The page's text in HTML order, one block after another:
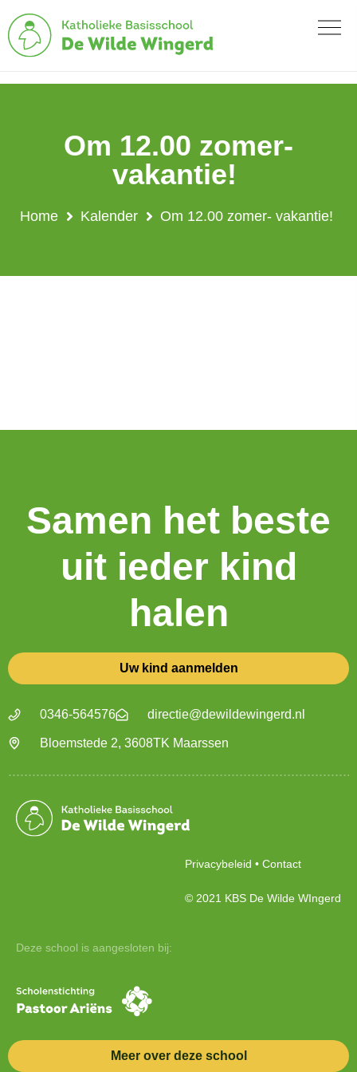
Om 12.00 zomer-
vakantie!
Home Kalender Om 12.00 zomer- vakantie!
Samen het beste
uit ieder kind
halen
Uw kind aanmelden
0346-564576 directie@dewildewingerd.nl
Bloemstede 2, 3608TK Maarssen
Privacybeleid • Contact
© 2021 KBS De Wilde WIngerd
Deze school is aangesloten bij:
Meer over deze school